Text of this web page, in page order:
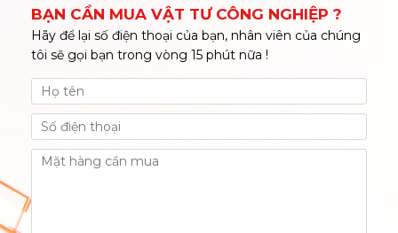
BẠN CẦN MUA VẬT TƯ CÔNG NGHIỆP ?
Hãy để lại số điện thoại của bạn, nhân viên của chúng
tôi sẽ gọi bạn trong vòng 15 phút nữa !